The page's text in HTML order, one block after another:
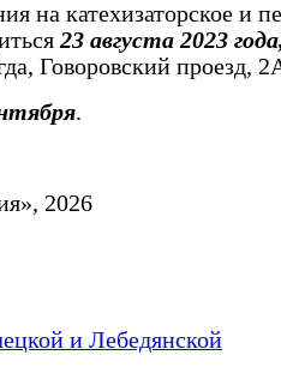
на катехизаторское и
23 августа 2023
Говоровский проезд,
.
2026